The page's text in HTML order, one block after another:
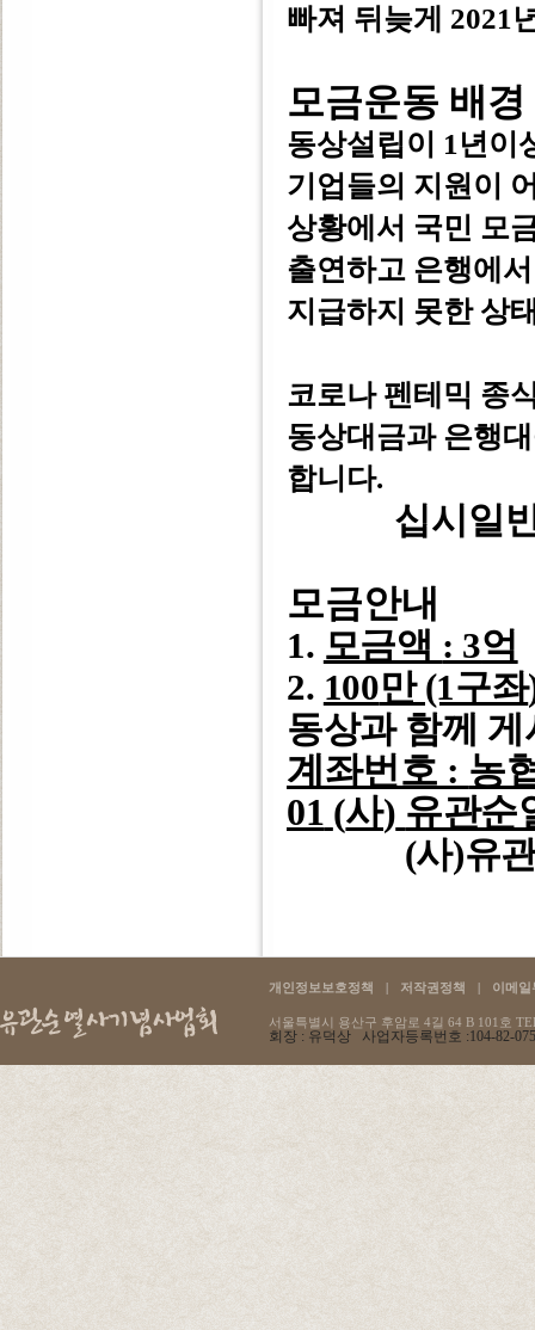
빠져 뒤늦게 2021
모금운동 배경
동상설립이 1년이
기업들의 지원이
상황에서 국민 모
출연하고 은행에
지급하지 못한 상
코로나 펜테믹 종
동상대금과 은행
합니다.
십시일
모금안내
1. 모금액 : 3억
2. 100만 (1구좌
동상과 함께
계좌번호 : 농
01 (사) 유관순
(사)유
개인정보보호정책 | 저작권정책 | 이메일
서울특별시 용산구 후암로 4길 64 B 101호
회장 : 유덕상 사업자등록번호 :104-82-